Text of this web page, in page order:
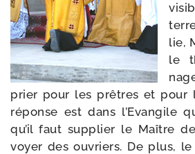
lie,
le
prier pour les prêtres et pour
réponse est dans l’Evangile
qu’il faut sup­plier le Maître
voyer des ouvriers. De plus,